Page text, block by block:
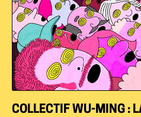
COLLECTIF WU-MING :